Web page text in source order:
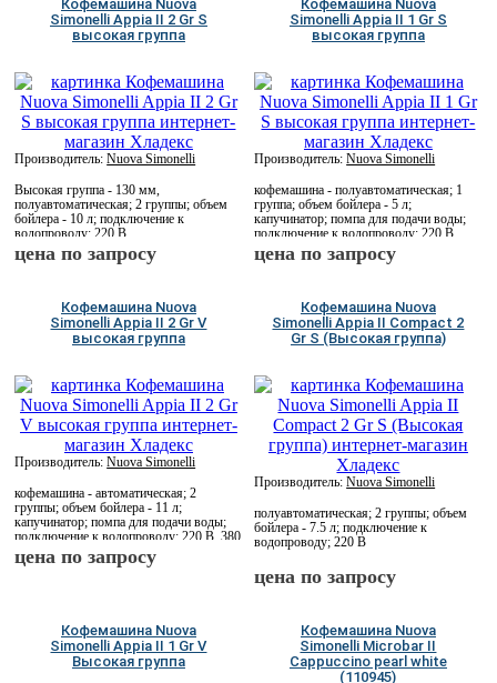
Кофемашина Nuova
Simonelli Appia II 2 Gr S
высокая группа
Производитель:Nuova Simonelli
Высокая группа - 130 мм,
полуавтоматическая; 2 группы; объем
бойлера - 10 л; подключение к
водопроводу; 220 В
цена по запросу
Кофемашина Nuova
Simonelli Appia II 1 Gr S
высокая группа
Производитель:Nuova Simonelli
кофемашина - полуавтоматическая; 1
группа; объем бойлера - 5 л;
капучинатор; помпа для подачи воды;
подключение к водопроводу; 220 В
цена по запросу
Кофемашина Nuova
Simonelli Appia II 2 Gr V
высокая группа
Производитель:Nuova Simonelli
кофемашина - автоматическая; 2
группы; объем бойлера - 11 л;
капучинатор; помпа для подачи воды;
подключение к водопроводу; 220 В, 380
В
цена по запросу
Кофемашина Nuova
Simonelli Appia II Compact 2
Gr S (Высокая группа)
Производитель:Nuova Simonelli
полуавтоматическая; 2 группы; объем
бойлера - 7.5 л; подключение к
водопроводу; 220 В
цена по запросу
Кофемашина Nuova
Simonelli Appia II 1 Gr V
Высокая группа
Кофемашина Nuova
Simonelli Microbar II
Cappuccino pearl white
(110945)